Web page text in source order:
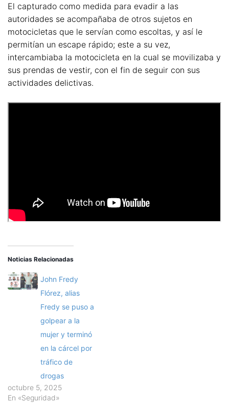
El capturado como medida para evadir a las
autoridades se acompañaba de otros sujetos en
motocicletas que le servían como escoltas, y así le
permitían un escape rápido; este a su vez,
intercambiaba la motocicleta en la cual se movilizaba y
sus prendas de vestir, con el fin de seguir con sus
actividades delictivas.
Noticias Relacionadas
John Fredy
Flórez, alias
Fredy se puso a
golpear a la
mujer y terminó
en la cárcel por
tráfico de
drogas
octubre 5, 2025
En «Seguridad»